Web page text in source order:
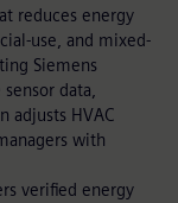
reduces energy
use, and mixed-
Siemens
data,
adjusts HVAC
with
verified energy